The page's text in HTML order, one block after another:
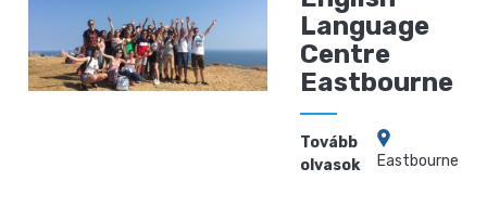
Language
Centre
Eastbourne
Tovább
olvasok
Eastbourne